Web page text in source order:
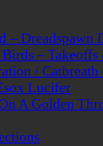
– Dreadspawn
–
/
Lucifer
A Golden